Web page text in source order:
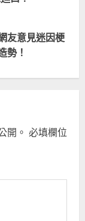
友意見迷因梗
勢！
開。 必填欄位